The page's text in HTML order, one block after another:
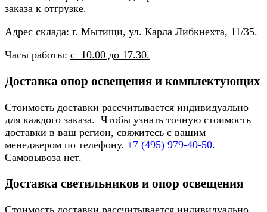
заказа к отгрузке.
Адрес склада: г. Мытищи, ул. Карла Либкнехта, 11/35.
Часы работы: с 10.00 до 17.30.
Доставка опор освещения и комплектующих
Стоимость доставки рассчитывается индивидуально
для каждого заказа. Чтобы узнать точную стоимость
доставки в ваш регион, свяжитесь с вашим
менеджером по телефону. +7 (495) 979-40-50.
Самовывоза нет.
Доставка светильников и опор освещения